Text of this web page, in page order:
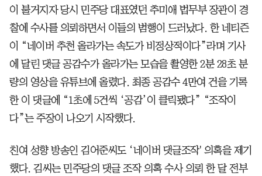
이 불거지자 당시 민주당 대표였던 추미애 법무부 장관이 경
찰에 수사를 의뢰하면서 이들의 범행이 드러났다. 한 네티즌
이 “네이버 추천 올라가는 속도가 비정상적이다”라며 기사
에 달린 댓글 공감수가 올라가는 모습을 촬영한 2분 28초 분
량의 영상을 유튜브에 올렸다. 최종 공감수 4만여 건을 기록
한 이 댓글에 “1초에 5건씩 ‘공감’이 클릭됐다” “조작이
다”는 주장이 나오기 시작했다.
친여 성향 방송인 김어준씨도 ‘네이버 댓글조작' 의혹을 제기
했다. 김씨는 민주당의 댓글 조작 의혹 수사 의뢰 한 달 전부